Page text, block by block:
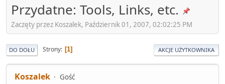
Przydatne: Tools, Links, etc.
Zaczęty przez Koszalek, Październik 01, 2007, 02:02:25 PM
DO DOŁU Strony 1 AKCJE UŻYTKOWNIKA
Koszalek Gość